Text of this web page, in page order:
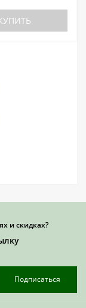
и скидках?
Подписаться